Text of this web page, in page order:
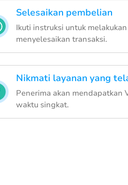
Selesaikan pembelian
Ikuti instruksi untuk
menyelesaikan transaksi.
Nikmati layanan yang
Penerima akan mendapatkan
waktu singkat.